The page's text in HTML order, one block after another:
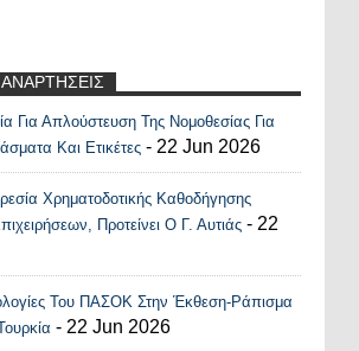
Recent Posts Widget
Για Απλούστευση Της Νομοθεσίας Για
Και Ετικέτες - 22 Jun 2026
Χρηματοδοτικής Καθοδήγησης
Προτείνει Ο Γ. Αυτιάς - 22
Του ΠΑΣΟΚ Στην Έκθεση-Ράπισμα
- 22 Jun 2026